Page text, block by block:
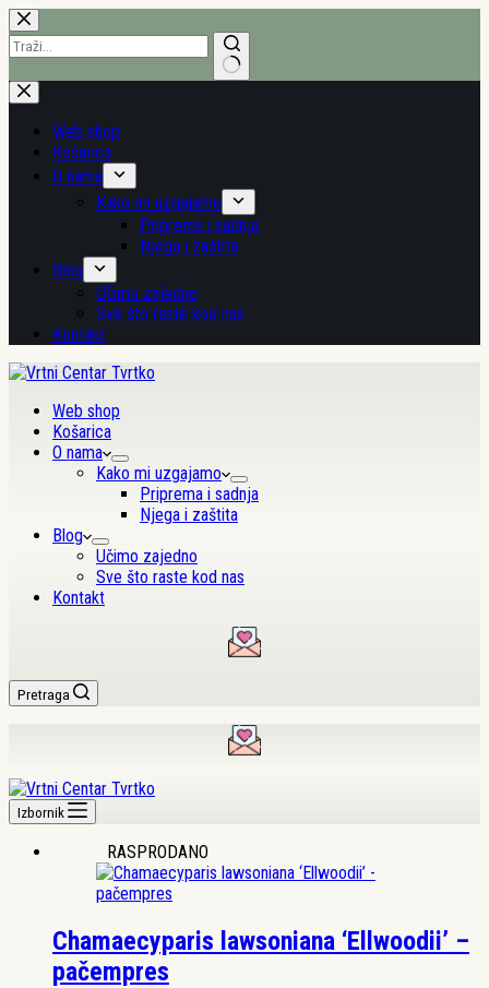
Preskoči
na
sadržaj
Nema
rezultata.
Web shop
Košarica
O nama
Kako mi uzgajamo
Priprema i sadnja
Njega i zaštita
Blog
Učimo zajedno
Sve što raste kod nas
Kontakt
Web shop
Košarica
O nama
Kako mi uzgajamo
Priprema i sadnja
Njega i zaštita
Blog
Učimo zajedno
Sve što raste kod nas
Kontakt
Pretraga
Izbornik
RASPRODANO
Chamaecyparis lawsoniana ‘Ellwoodii’ –
pačempres